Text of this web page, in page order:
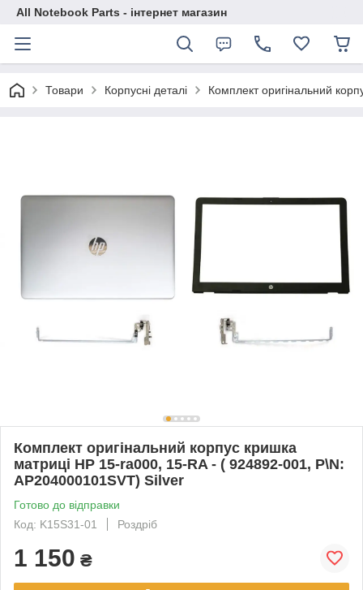
All Notebook Parts - інтернет магазин
Товари Корпусні деталі Комплект оригінальний
Комплект оригінальний корпус кришка
матриці HP 15-ra000, 15-RA - ( 924892-001, P\N:
AP204000101SVT) Silver
Готово до відправки
Код: K15S31-01
Роздріб
1 150 ₴